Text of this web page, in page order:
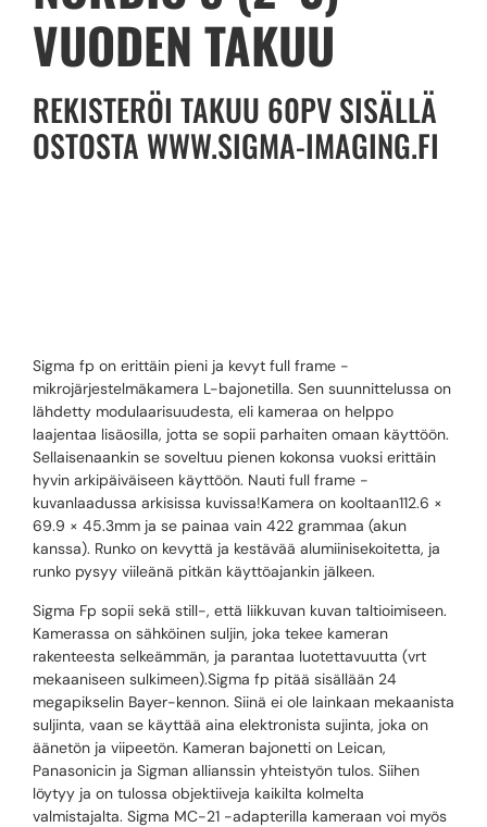
VUODEN TAKUU
REKISTERÖI TAKUU 60PV SISÄLLÄ
OSTOSTA WWW.SIGMA-IMAGING.FI
Sigma fp on erittäin pieni ja kevyt full frame -
mikrojärjestelmäkamera L-bajonetilla. Sen suunnittelussa on
lähdetty modulaarisuudesta, eli kameraa on helppo
laajentaa lisäosilla, jotta se sopii parhaiten omaan käyttöön.
Sellaisenaankin se soveltuu pienen kokonsa vuoksi erittäin
hyvin arkipäiväiseen käyttöön. Nauti full frame -
kuvanlaadussa arkisissa kuvissa!Kamera on kooltaan112.6 ×
69.9 × 45.3mm ja se painaa vain 422 grammaa (akun
kanssa). Runko on kevyttä ja kestävää alumiinisekoitetta, ja
runko pysyy viileänä pitkän käyttöajankin jälkeen.
Sigma Fp sopii sekä still-, että liikkuvan kuvan taltioimiseen.
Kamerassa on sähköinen suljin, joka tekee kameran
rakenteesta selkeämmän, ja parantaa luotettavuutta (vrt
mekaaniseen sulkimeen).Sigma fp pitää sisällään 24
megapikselin Bayer-kennon. Siinä ei ole lainkaan mekaanista
suljinta, vaan se käyttää aina elektronista sujinta, joka on
äänetön ja viipeetön. Kameran bajonetti on Leican,
Panasonicin ja Sigman allianssin yhteistyön tulos. Siihen
löytyy ja on tulossa objektiiveja kaikilta kolmelta
valmistajalta. Sigma MC-21 -adapterilla kameraan voi myös